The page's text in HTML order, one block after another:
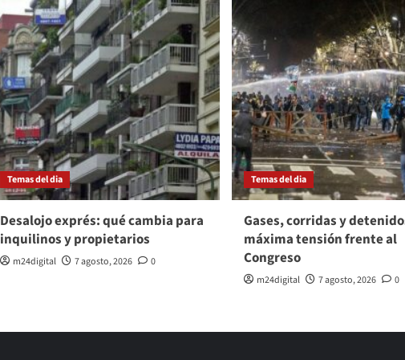
Temas del dia
Desalojo exprés: qué cambia para
inquilinos y propietarios
m24digital 7 agosto, 2026 0
Temas del dia
Gases, corridas y
máxima tensión frente al
Congreso
m24digital 7 agosto, 2026 0